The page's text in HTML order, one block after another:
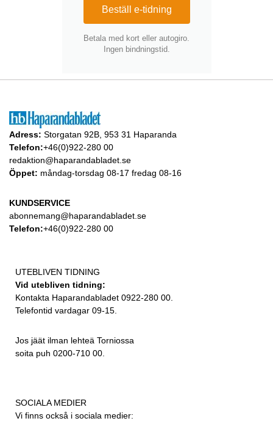
Beställ e-tidning
Betala med kort eller autogiro.
Ingen bindningstid.
Adress: Storgatan 92B, 953 31 Haparanda
Telefon:+46(0)922-280 00
redaktion@haparandabladet.se
Öppet: måndag-torsdag 08-17 fredag 08-16
KUNDSERVICE
abonnemang@haparandabladet.se
Telefon:+46(0)922-280 00
UTEBLIVEN TIDNING
Vid utebliven tidning:
Kontakta Haparandabladet 0922-280 00.
Telefontid vardagar 09-15.
Jos jäät ilman lehteä Torniossa
soita puh 0200-710 00.
SOCIALA MEDIER
Vi finns också i sociala medier: